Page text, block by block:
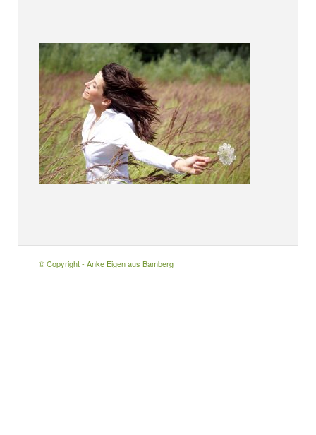
© Copyright - Anke Eigen aus Bamberg